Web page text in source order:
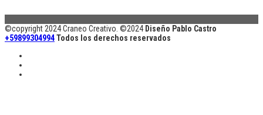
©copyright 2024 Craneo Creativo. ©2024 Diseño Pablo Castro
+59899304994Todos los derechos reservados